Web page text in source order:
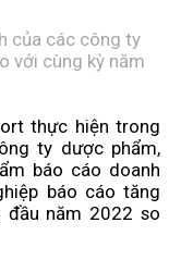
của các công ty
với cùng kỳ năm
thực hiện trong
ty dược phẩm,
báo cáo doanh
báo cáo tăng
năm 2022 so